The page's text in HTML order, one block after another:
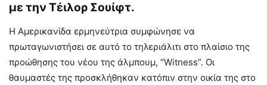
με την Τέιλορ Σουίφτ.
Η Αμερικανίδα ερμηνεύτρια συμφώνησε να
πρωταγωνιστήσει σε αυτό το τηλεριάλιτι στο πλαίσιο της
προώθησης του νέου της άλμπουμ, “Witness”. Οι
θαυμαστές της προσκλήθηκαν κατόπιν στην οικία της στο